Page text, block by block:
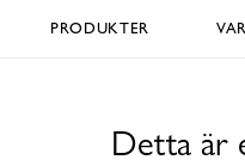
PRODUKTER
Detta är